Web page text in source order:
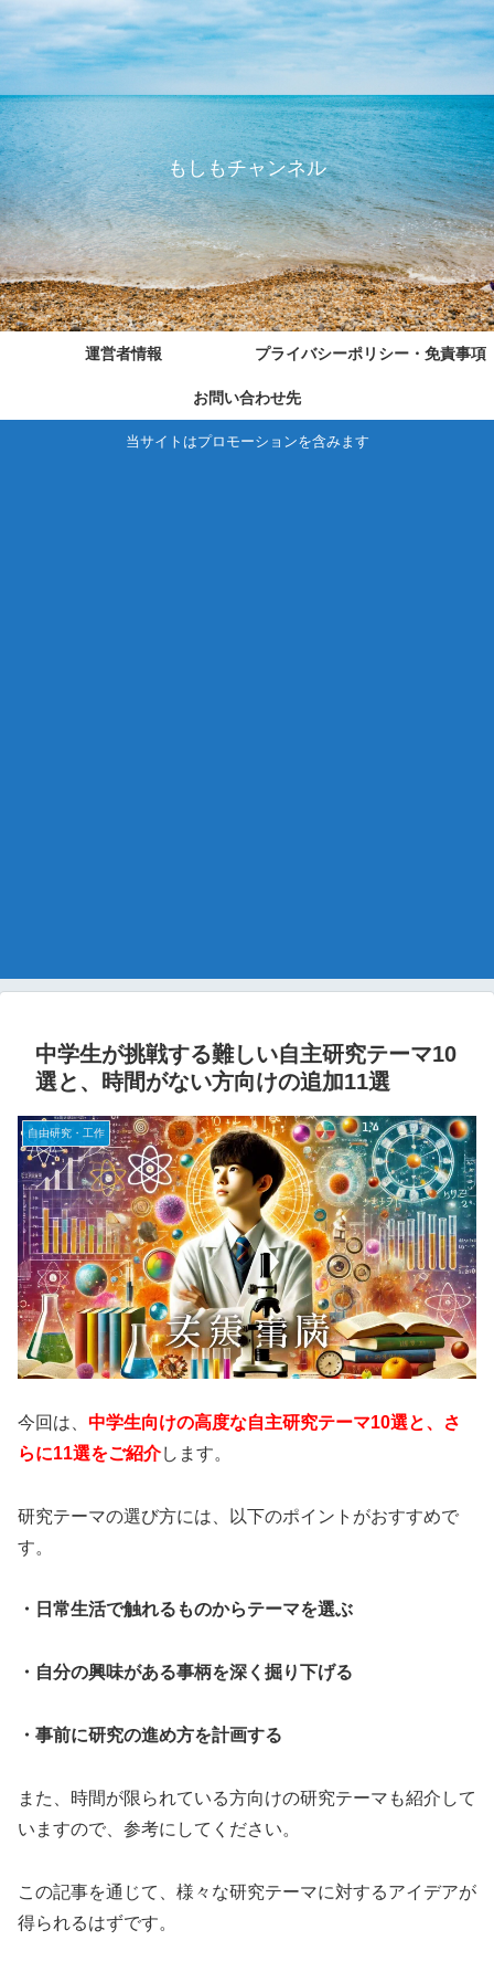
もしもチャンネル
運営者情報 プライバシーポリシー・免責事項
お問い合わせ先
当サイトはプロモーションを含みます
中学生が挑戦する難しい自主研究テーマ10
選と、時間がない方向けの追加11選
自由研究・工作
今回は、 中学生向けの高度な自主研究テーマ10選と、さ
らに11選をご紹介します。
研究テーマの選び方には、以下のポイントがおすすめで
す。
・日常生活で触れるものからテーマを選ぶ
・自分の興味がある事柄を深く掘り下げる
・事前に研究の進め方を計画する
また、時間が限られている方向けの研究テーマも紹介して
いますので、参考にしてください。
この記事を通じて、様々な研究テーマに対するアイデアが
得られるはずです。